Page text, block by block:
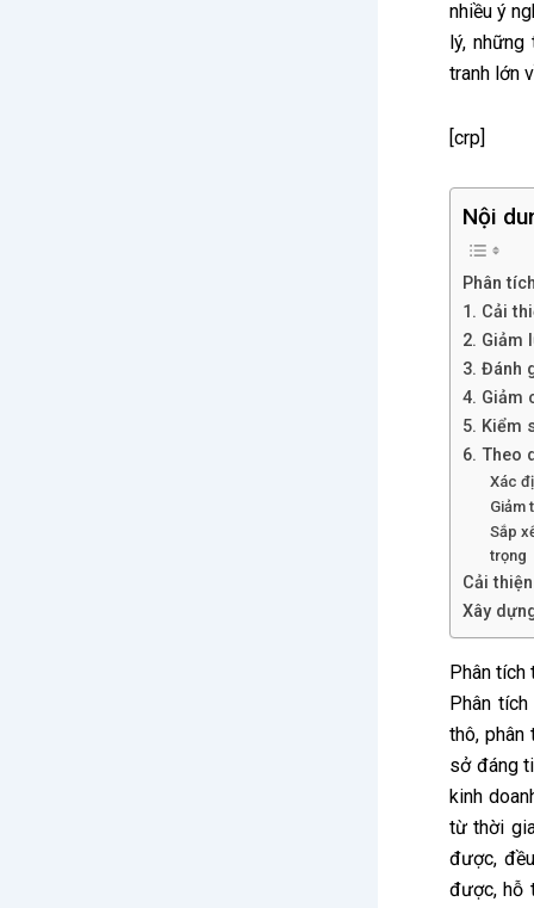
nhiều ý
lý,
tranh lớn
[crp]
Nội
Phân
1. Cải
2. Giảm
3. Đánh
4. Giảm
5. Kiểm
6. Theo
Xác
Giảm
Sắp
trọng
Cải
Xây
Phân tích
Phân
thô,
sở đáng
kinh
từ thời
được,
được, hỗ